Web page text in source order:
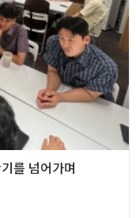
를 넘어가며